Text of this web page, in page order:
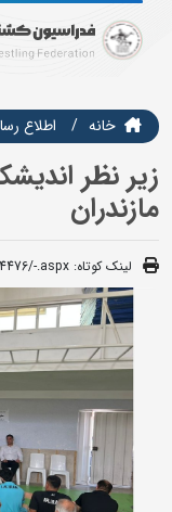
خانه اطلاع
زیر نظر
مازندران
لینک کوتاه: .aspx